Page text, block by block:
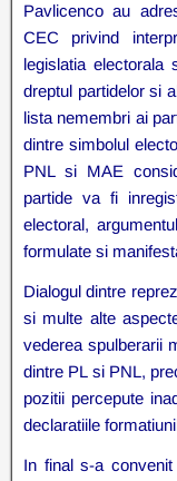
Pavlicenco au
CEC privind
legislatia
dreptul partidelor si
lista nemembri ai
dintre simbolul
PNL si MAE
partide va fi
electoral,
formulate si
Dialogul dintre
si multe alte
vederea spulberarii
dintre PL si PNL,
pozitii percepute
declaratiile
In final s-a